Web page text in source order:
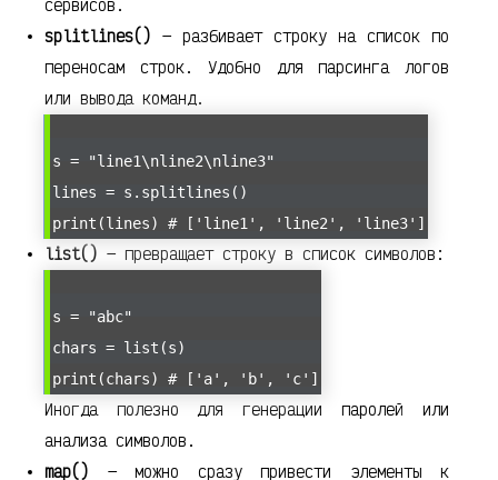
сервисов.
splitlines() — разбивает строку на список по
переносам строк. Удобно для парсинга логов
или вывода команд.
s = "line1\nline2\nline3"
lines = s.splitlines()
print(lines) # ['line1', 'line2', 'line3']
list() — превращает строку в список символов:
s = "abc"
chars = list(s)
print(chars) # ['a', 'b', 'c']
Иногда полезно для генерации паролей или
анализа символов.
map() — можно сразу привести элементы к